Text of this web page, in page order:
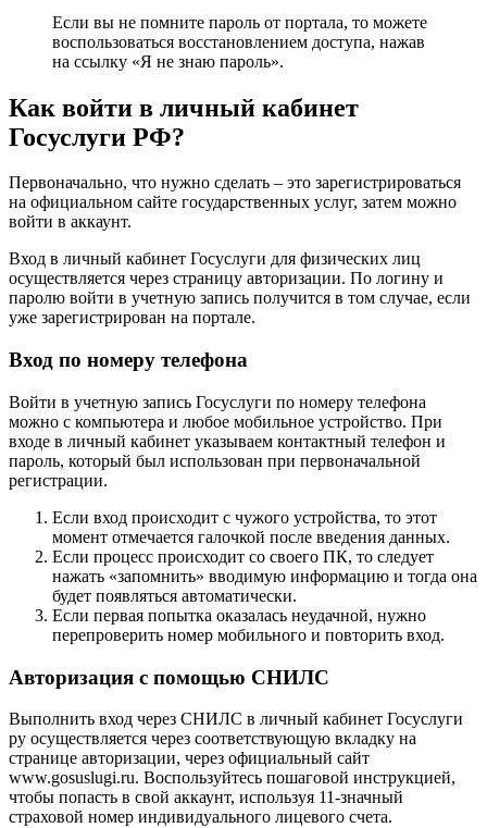
Если вы не помните пароль от портала, то можете
воспользоваться восстановлением доступа, нажав
на ссылку «Я не знаю пароль».
Как войти в личный кабинет
Госуслуги РФ?
Первоначально, что нужно сделать – это зарегистрироваться
на официальном сайте государственных услуг, затем можно
войти в аккаунт.
Вход в личный кабинет Госуслуги для физических лиц
осуществляется через страницу авторизации. По логину и
паролю войти в учетную запись получится в том случае, если
уже зарегистрирован на портале.
Вход по номеру телефона
Войти в учетную запись Госуслуги по номеру телефона
можно с компьютера и любое мобильное устройство. При
входе в личный кабинет указываем контактный телефон и
пароль, который был использован при первоначальной
регистрации.
Если вход происходит с чужого устройства, то этот
момент отмечается галочкой после введения данных.
Если процесс происходит со своего ПК, то следует
нажать «запомнить» вводимую информацию и тогда она
будет появляться автоматически.
Если первая попытка оказалась неудачной, нужно
перепроверить номер мобильного и повторить вход.
Авторизация с помощью СНИЛС
Выполнить вход через СНИЛС в личный кабинет Госуслуги
ру осуществляется через соответствующую вкладку на
странице авторизации, через официальный сайт
www.gosuslugi.ru. Воспользуйтесь пошаговой инструкцией,
чтобы попасть в свой аккаунт, используя 11-значный
страховой номер индивидуального лицевого счета.